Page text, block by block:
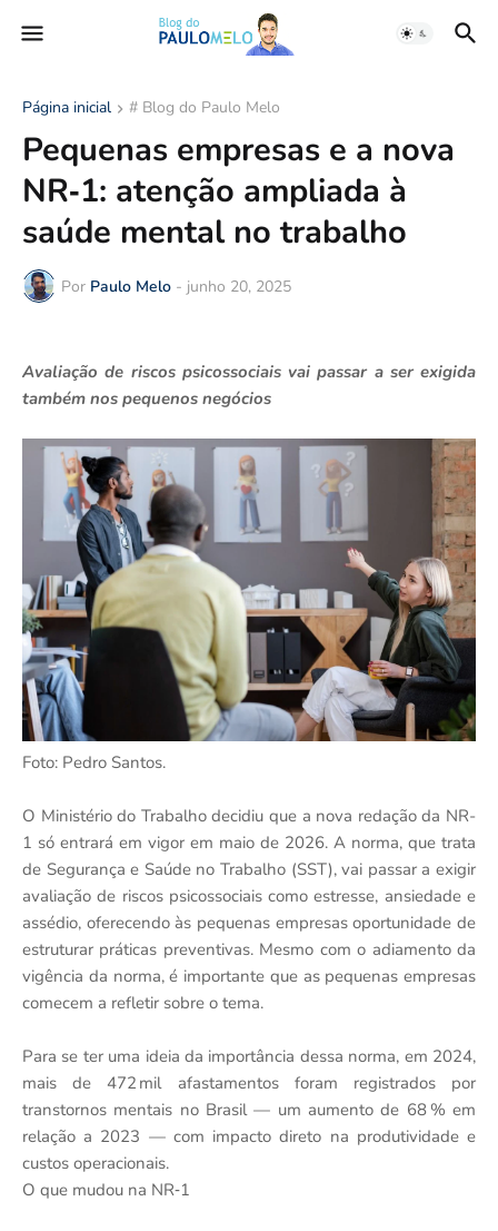
Página inicial # Blog do Paulo Melo
Pequenas empresas e a nova
NR‑1: atenção ampliada à
saúde mental no trabalho
Por Paulo Melo - junho 20, 2025
Avaliação de riscos psicossociais vai passar a ser exigida
também nos pequenos negócios
Foto: Pedro Santos.
O Ministério do Trabalho decidiu que a nova redação da NR-
1 só entrará em vigor em maio de 2026. A norma, que trata
de Segurança e Saúde no Trabalho (SST), vai passar a exigir
avaliação de riscos psicossociais como estresse, ansiedade e
assédio, oferecendo às pequenas empresas oportunidade de
estruturar práticas preventivas. Mesmo com o adiamento da
vigência da norma, é importante que as pequenas empresas
comecem a refletir sobre o tema.
Para se ter uma ideia da importância dessa norma, em 2024,
mais de 472 mil afastamentos foram registrados por
transtornos mentais no Brasil — um aumento de 68 % em
relação a 2023 — com impacto direto na produtividade e
custos operacionais.
O que mudou na NR‑1